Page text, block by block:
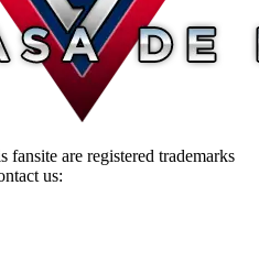
fansite are registered trademarks
us: